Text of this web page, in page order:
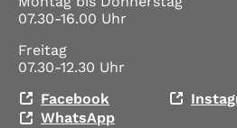
07.30-16.00 Uhr
Freitag
07.30-12.30 Uhr
Facebook
WhatsApp